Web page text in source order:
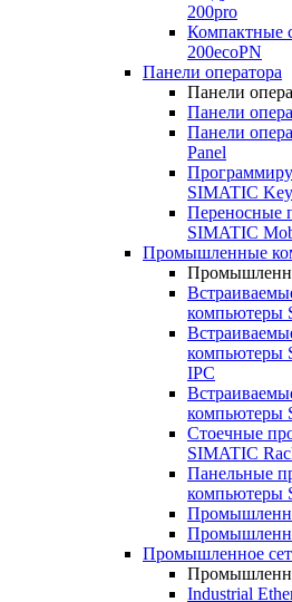
200pro
Компактные
200ecoPN
Панели оператора
Панели
Панели
Панели
Panel
SIMATIC
Переносные
SIMATIC
Промышленные
компьютеры
компьютеры
IPC
компьютеры
Стоечные
SIMATIC
Панельные
компьютеры
Промышленное
Industrial